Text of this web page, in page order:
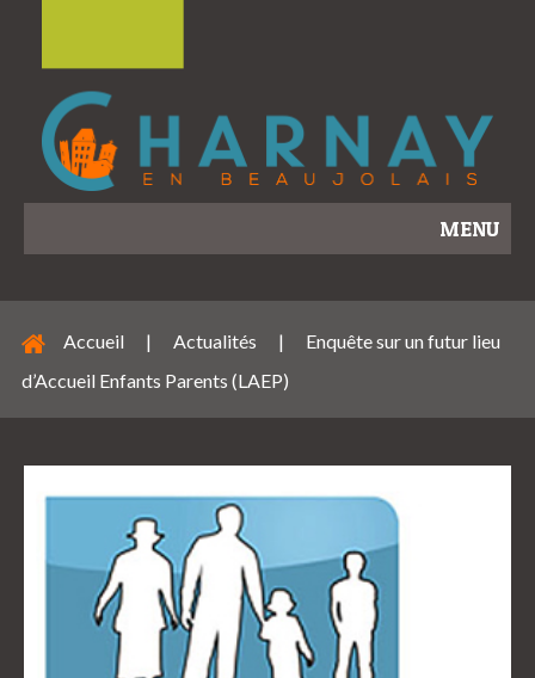
MENU
Accueil | Actualités |
Enquête sur un futur lieu
d’Accueil Enfants Parents (LAEP)